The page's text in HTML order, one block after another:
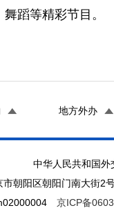
蹈等精彩节目。
地方外办
中华人民共和国
朝阳区朝阳门南大街
京ICP备